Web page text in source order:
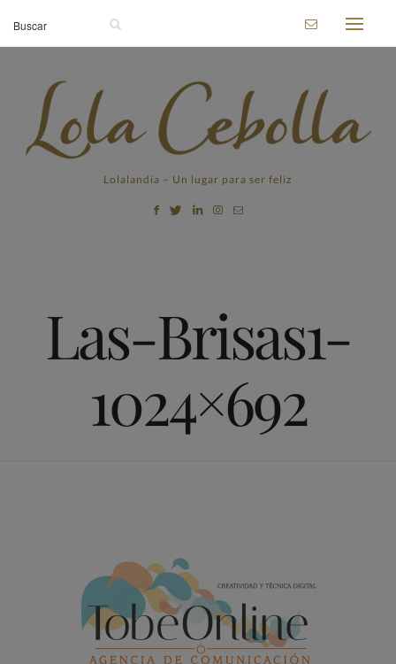
Lolalandia – Un lugar para ser feliz
Las-Brisas1-
1024×692